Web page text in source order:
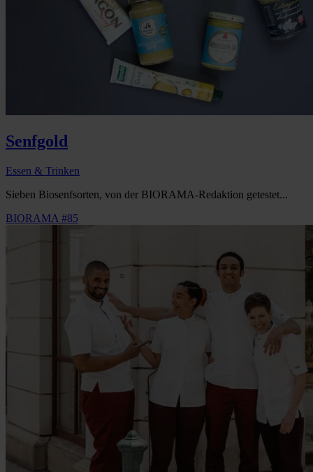
Senfgold
Essen & Trinken
Sieben Biosenfsorten, von der BIORAMA-Redaktion getestet...
BIORAMA #85